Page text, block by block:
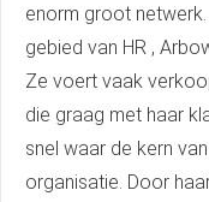
enorm groot
gebied van HR ,
Ze voert vaak
die graag met haar
snel waar de kern
organisatie. Door
op de
te